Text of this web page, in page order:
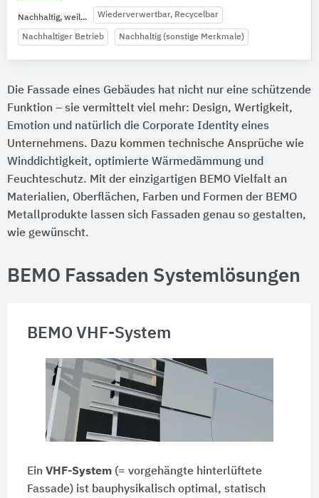
Nachhaltig, weil... Wiederverwertbar, Recycelbar
Nachhaltiger Betrieb Nachhaltig (sonstige Merkmale)
Die Fassade eines Gebäudes hat nicht nur eine schützende
Funktion – sie vermittelt viel mehr: Design, Wertigkeit,
Emotion und natürlich die Corporate Identity eines
Unternehmens. Dazu kommen technische Ansprüche wie
Winddichtigkeit, optimierte Wärmedämmung und
Feuchteschutz. Mit der einzigartigen BEMO Vielfalt an
Materialien, Oberflächen, Farben und Formen der BEMO
Metallprodukte lassen sich Fassaden genau so gestalten,
wie gewünscht.
BEMO Fassaden Systemlösungen
BEMO VHF-System
Ein VHF-System(= vorgehängte hinterlüftete
Fassade) ist bauphysikalisch optimal, statisch